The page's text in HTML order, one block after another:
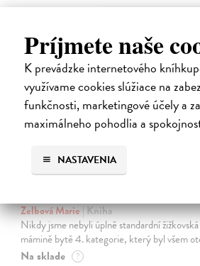
Príjmete naše
K prevádzke internetového
využívame cookies slúžiace na
funkčnosti, marketingové účely a
maximálneho pohodlia a
NASTAVENIA
Zelbová Marie| Kniha
Nikdy jsme nebyli úplně standardní
mámině bytě 4. kategorie, který byl všem
Na sklade ?